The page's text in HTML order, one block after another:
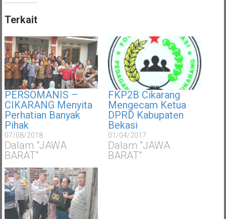
Terkait
PERSOMANIS –
CIKARANG Menyita
Perhatian Banyak
Pihak
07/08/2018
Dalam "JAWA
BARAT"
FKP2B Cikarang
Mengecam Ketua
DPRD Kabupaten
Bekasi
01/04/2017
Dalam "JAWA
BARAT"